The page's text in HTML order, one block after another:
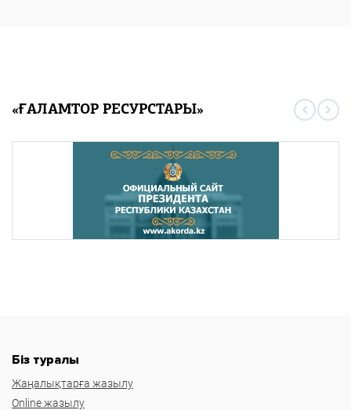
«ҒАЛАМТОР РЕСУРСТАРЫ»
Біз туралы
Жаңалықтарға жазылу
Online жазылу